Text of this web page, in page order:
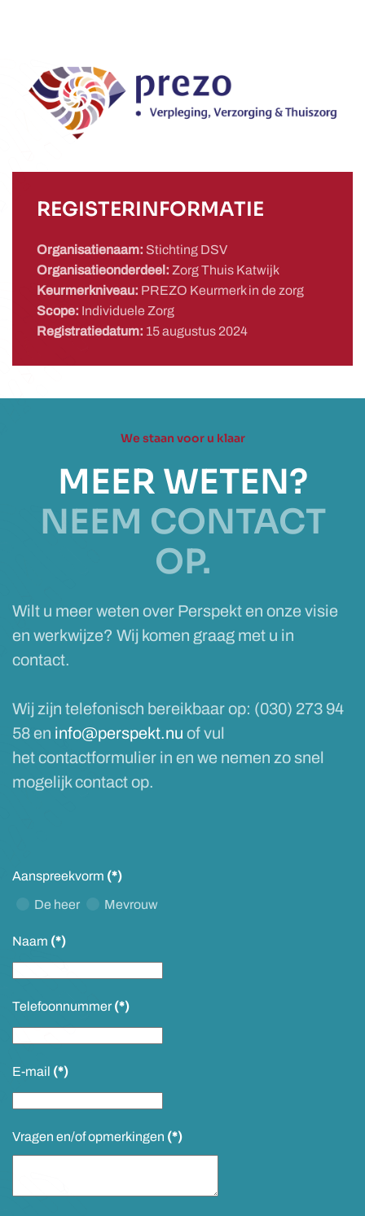
REGISTERINFORMATIE
Organisatienaam: Stichting DSV
Organisatieonderdeel: Zorg Thuis Katwijk
Keurmerkniveau: PREZO Keurmerk in de zorg
Scope: Individuele Zorg
Registratiedatum: 15 augustus 2024
We staan voor u klaar
MEER WETEN?
NEEM CONTACT
OP.
Wilt u meer weten over Perspekt en onze visie
en werkwijze? Wij komen graag met u in
contact.
Wij zijn telefonisch bereikbaar op: (030) 273 94
58 en info@perspekt.nu of vul
het contactformulier in en we nemen zo snel
mogelijk contact op.
Aanspreekvorm (*)
De heer Mevrouw
Naam (*)
Telefoonnummer (*)
E-mail (*)
Vragen en/of opmerkingen (*)